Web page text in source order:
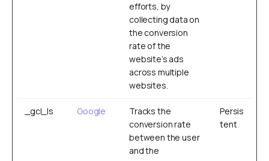
efforts, by
collecting data on
the conversion
rate of the
website’s ads
across multiple
websites.
_gcl_ls Google
Tracks the
conversion rate
between the user
and the
Persis
tent